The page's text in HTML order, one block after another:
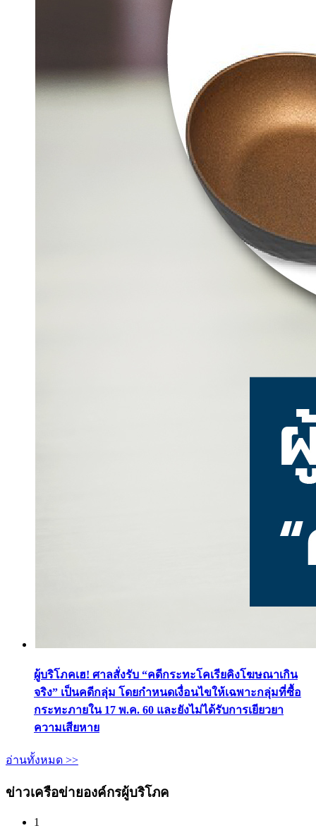
ผู้บริโภคเฮ! ศาลสั่งรับ “คดีกระทะโคเรียคิงโฆษณาเกิน
จริง” เป็นคดีกลุ่ม โดยกำหนดเงื่อนไขให้เฉพาะกลุ่มที่ซื้อ
กระทะภายใน 17 พ.ค. 60 และยังไม่ได้รับการเยียวยา
ความเสียหาย
อ่านทั้งหมด >>
ข่าวเครือข่ายองค์กรผู้บริโภค
1